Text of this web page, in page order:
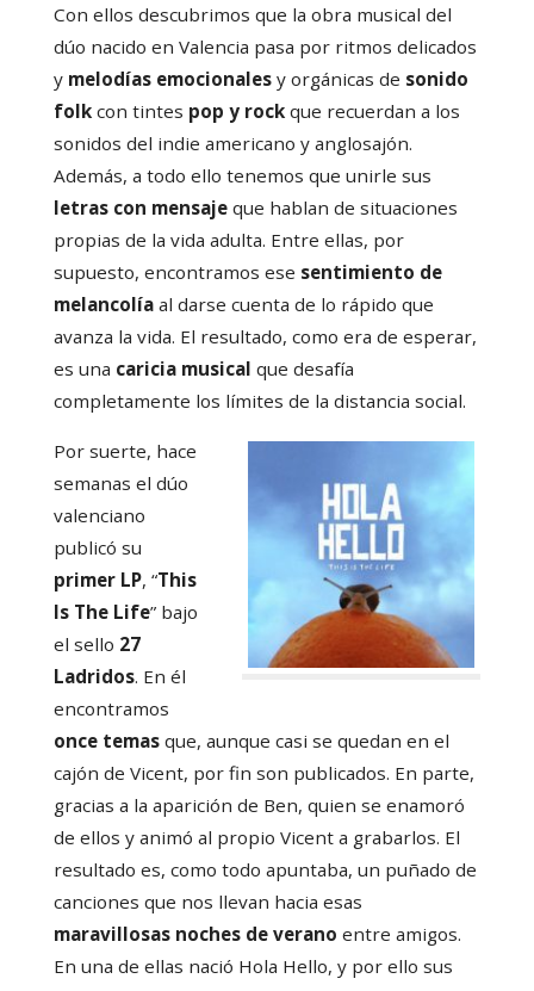
Con ellos descubrimos que la obra musical del
dúo nacido en Valencia pasa por ritmos delicados
y melodías emocionalesy orgánicas de sonido
folkcon tintes pop y rockque recuerdan a los
sonidos del indie americano y anglosajón.
Además, a todo ello tenemos que unirle sus
letras con mensajeque hablan de situaciones
propias de la vida adulta. Entre ellas, por
supuesto, encontramos ese sentimiento de
melancolíaal darse cuenta de lo rápido que
avanza la vida. El resultado, como era de esperar,
es una caricia musical que desafía
completamente los límites de la distancia social.
Por suerte, hace
semanas el dúo
valenciano
publicó su
primer LP, “This
Is The Life” bajo
el sello 27
Ladridos. En él
encontramos
once temasque, aunque casi se quedan en el
cajón de Vicent, por fin son publicados. En parte,
gracias a la aparición de Ben, quien se enamoró
de ellos y animó al propio Vicent a grabarlos. El
resultado es, como todo apuntaba, un puñado de
canciones que nos llevan hacia esas
maravillosas noches de verano entre amigos.
En una de ellas nació Hola Hello, y por ello sus